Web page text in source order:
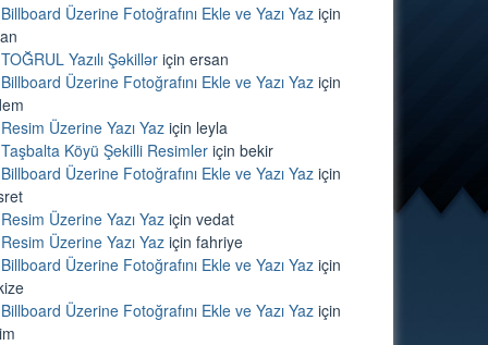
Billboard Üzerine Fotoğrafını Ekle ve Yazı Yaz için
TOĞRUL Yazılı Şəkillər için ersan
Billboard Üzerine Fotoğrafını Ekle ve Yazı Yaz için
Resim Üzerine Yazı Yaz için leyla
Taşbalta Köyü Şekilli Resimler için bekir
Billboard Üzerine Fotoğrafını Ekle ve Yazı Yaz için
Resim Üzerine Yazı Yaz için vedat
Resim Üzerine Yazı Yaz için fahriye
Billboard Üzerine Fotoğrafını Ekle ve Yazı Yaz için
Billboard Üzerine Fotoğrafını Ekle ve Yazı Yaz için